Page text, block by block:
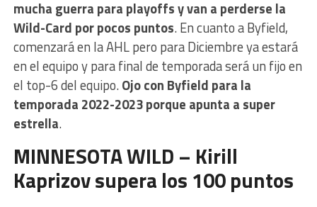
mucha guerra para playoffs y van a perderse la
Wild-Card por pocos puntos. En cuanto a Byfield,
comenzará en la AHL pero para Diciembre ya estará
en el equipo y para final de temporada será un fijo en
el top-6 del equipo.Ojo con Byfield para la
temporada 2022-2023 porque apunta a super
estrella.
MINNESOTA WILD – Kirill
Kaprizov supera los 100 puntos